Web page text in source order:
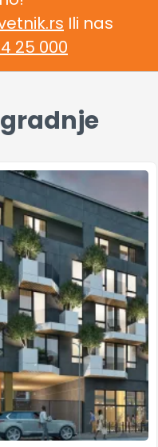
Ili nas
25 000